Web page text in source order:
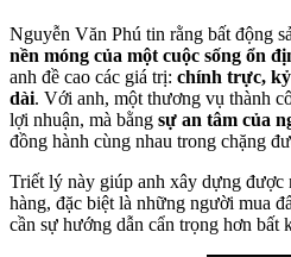
Nguyễn Văn Phú tin rằng bất động
nền móng của một cuộc sống ổn
anh đề cao các giá trị: chính trực,
dài. Với anh, một thương vụ thành
lợi nhuận, mà bằng sự an tâm của
đồng hành cùng nhau trong chặng
Triết lý này giúp anh xây dựng
hàng, đặc biệt là những người mua
cần sự hướng dẫn cẩn trọng hơn bất